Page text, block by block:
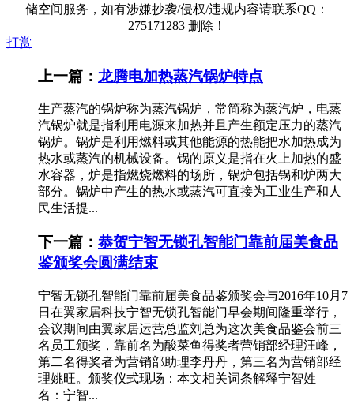
储空间服务，如有涉嫌抄袭/侵权/违规内容请联系QQ：
275171283 删除！
打赏
上一篇： 龙腾电加热蒸汽锅炉特点
生产蒸汽的锅炉称为蒸汽锅炉，常简称为蒸汽炉，电蒸
汽锅炉就是指利用电源来加热并且产生额定压力的蒸汽
锅炉。锅炉是利用燃料或其他能源的热能把水加热成为
热水或蒸汽的机械设备。锅的原义是指在火上加热的盛
水容器，炉是指燃烧燃料的场所，锅炉包括锅和炉两大
部分。锅炉中产生的热水或蒸汽可直接为工业生产和人
民生活提...
下一篇： 恭贺宁智无锁孔智能门靠前届美食品
鉴颁奖会圆满结束
宁智无锁孔智能门靠前届美食品鉴颁奖会与2016年10月7
日在翼家居科技宁智无锁孔智能门早会期间隆重举行，
会议期间由翼家居运营总监刘总为这次美食品鉴会前三
名员工颁奖，靠前名为酸菜鱼得奖者营销部经理汪峰，
第二名得奖者为营销部助理李丹丹，第三名为营销部经
理姚旺。颁奖仪式现场：本文相关词条解释宁智姓
名：宁智...